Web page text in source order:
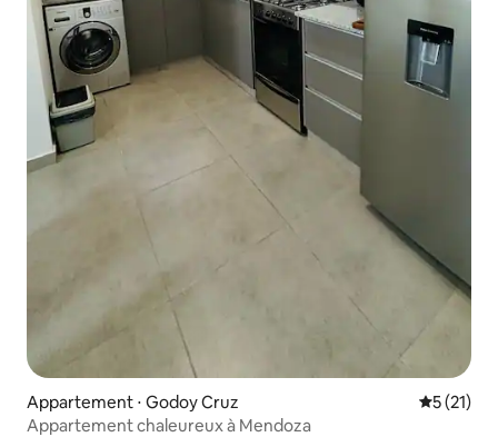
Appartement ⋅ Godoy Cruz
5 (21)
Appartement chaleureux à Mendoza